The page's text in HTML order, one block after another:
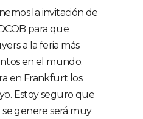
la invitación de
para que
a la feria más
en el mundo.
en Frankfurt los
Estoy seguro que
genere será muy